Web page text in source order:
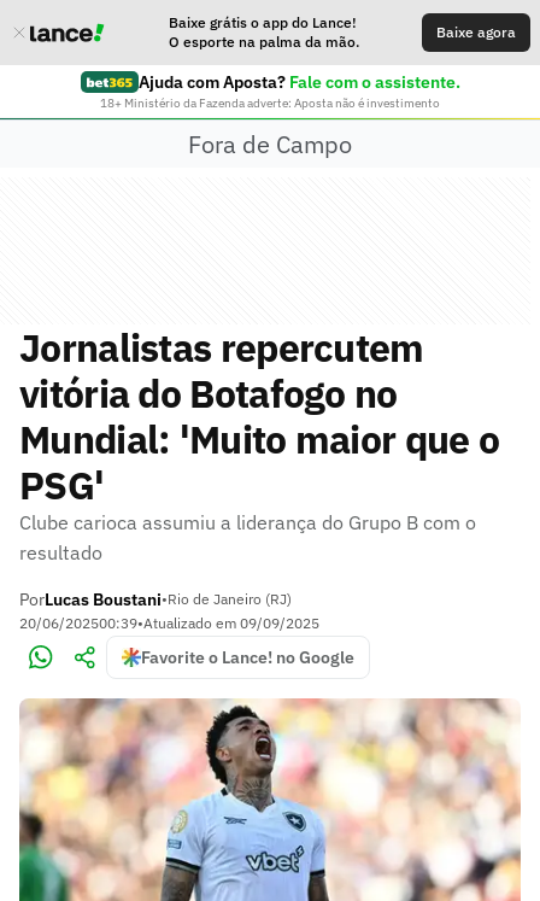
Baixe grátis o app do Lance!
O esporte na palma da mão.
Baixe agora
Ajuda com Aposta? Fale com o assistente.
18+ Ministério da Fazenda adverte: Aposta não é investimento
Fora de Campo
Jornalistas repercutem
vitória do Botafogo no
Mundial: 'Muito maior que o
PSG'
Clube carioca assumiu a liderança do Grupo B com o
resultado
PorLucas Boustani•Rio de Janeiro (RJ)
20/06/202500:39•Atualizado em 09/09/2025
Favorite o Lance! no Google